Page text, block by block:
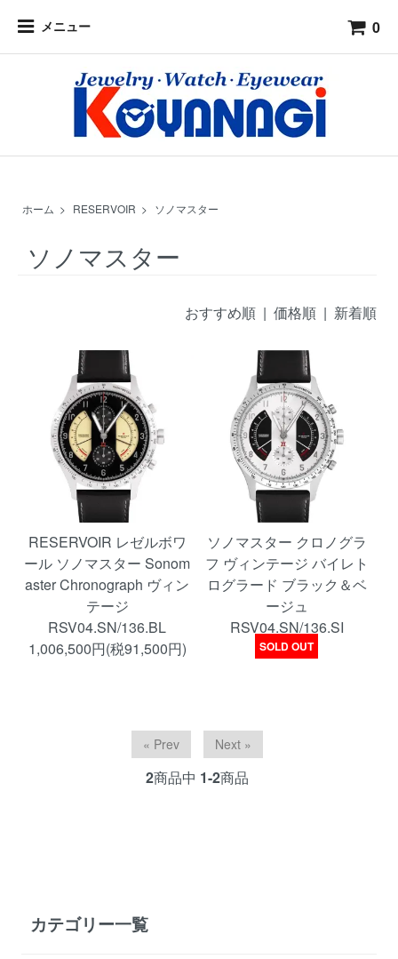
メニュー 0
ホーム > RESERVOIR > ソノマスター
ソノマスター
おすすめ順| 価格順| 新着順
RESERVOIR レゼルボワ
ール ソノマスター Sonom
aster Chronograph ヴィン
テージ
RSV04.SN/136.BL
1,006,500円(税91,500円)
ソノマスター クロノグラ
フ ヴィンテージ バイレト
ログラード ブラック＆ベ
ージュ
RSV04.SN/136.SI
SOLD OUT
« Prev Next »
2商品中 1-2商品
カテゴリー一覧